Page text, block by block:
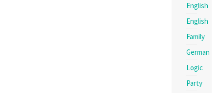
English
English
Family
German
Logic
Party